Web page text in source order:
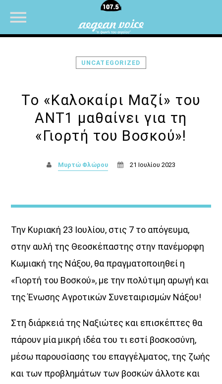
UPCOMING SHOWS
07:00
08:30
08:30
10:00
Θεμα Υγειας
10:00
14:00
Μια Θάλασσα Τραγούδια
16:00
18:00
UNCATEGORIZED
Το «Καλοκαίρι Μαζί» του
ΑΝΤ1 μαθαίνει για τη
«Γιορτή του Βοσκού»!
Μυρτώ Φλώρου 21 Ιουλίου 2023
Την Κυριακή 23 Ιουλίου, στις 7 το απόγευμα,
στην αυλή της Θεοσκέπαστης στην πανέμορφη
Κωμιακή της Νάξου, θα πραγματοποιηθεί η
«Γιορτή του Βοσκού», με την πολύτιμη αρωγή και
της Ένωσης Αγροτικών Συνεταιρισμών Νάξου!
Στη διάρκειά της Ναξιώτες και επισκέπτες θα
πάρουν μία μικρή ιδέα του τι εστί βοσκοσύνη,
μέσω παρουσίασης του επαγγέλματος, της ζωής
και των προβλημάτων των βοσκών άλλοτε και